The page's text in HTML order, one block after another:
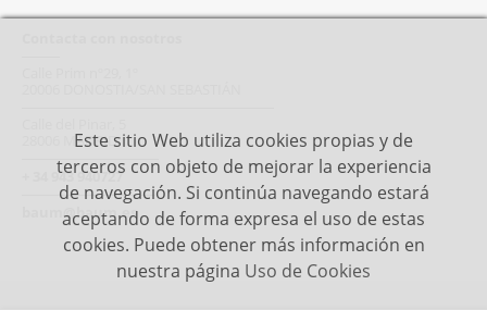
Este sitio Web utiliza cookies propias y de
terceros con objeto de mejorar la experiencia
de navegación. Si continúa navegando estará
aceptando de forma expresa el uso de estas
cookies. Puede obtener más información en
nuestra página Uso de Cookies
28006 MADRID
+ 34 943 940727
baum@baum.es